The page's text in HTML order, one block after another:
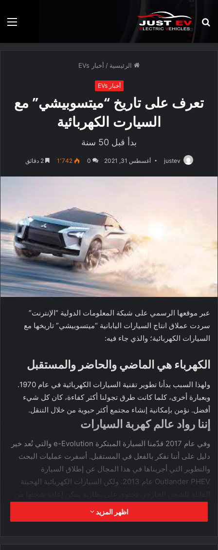
بحث
عن
الرئيسية / أخبار EVs
أخبار EVs
تعرف على تاريخ “ميتسوبيشي” مع
السيارت الكهربائية
بدأ قبل 50 سنة
justev أغسطس 31, 2021 0 1٬742 2 دقائق
عبر موقعها الرسمي على شبكة المعلومات الدولية “الإنترنت”
سردت عملاق انتاج السيارات اليابانية “ميتسوبيشي” تاريخها مع
السيارات الكهربائية؛ والذي جاء فيه:
الكهرباء هي الماضي والحاضر والمستقبل
ولهذا السبب بدأنا تطوير تقنية السيارات الكهربائية في عام 1970.
وبعبارة أخرى، كلما كانت طرق تجولنا أكثر كفاءة، كان كل شيء
أفضل. نؤمن بإمكانية إنشاء مجتمع أكثر حيوية من خلال التنقل.
إننا رواد عالم كهربة السيارات
وفي عام 2017 قدّمنا السيارة المبتكرة e-Evolution والتي تُعد خير
دليل على أننا نفكر بالفعل في المستقبل. أسفرت عمليات البحث
والتطوير التي أجريناها في هذا المجال عن إطلاق السيارة
Outlander PHEV عام 2013. ولكن السيارات الكهربائية الهجينة
التيار الكهربي. تستخدم السيارة الكهربائية الهجينة محرك بنزين
وبطارية داخلية كمصادر رئيسية للطاقة. وفي الآونة الأخيرة، قمنا
اظهر المزيد